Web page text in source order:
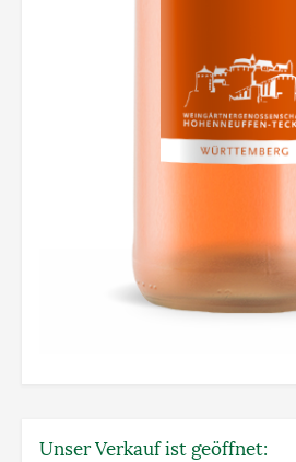
Unser Verkauf ist geöffnet: